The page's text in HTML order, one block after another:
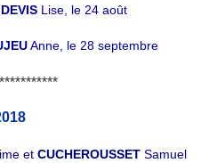
DEVIS Lise, le 24 août
Anne, le 28 septembre
et CUCHEROUSSET Samuel